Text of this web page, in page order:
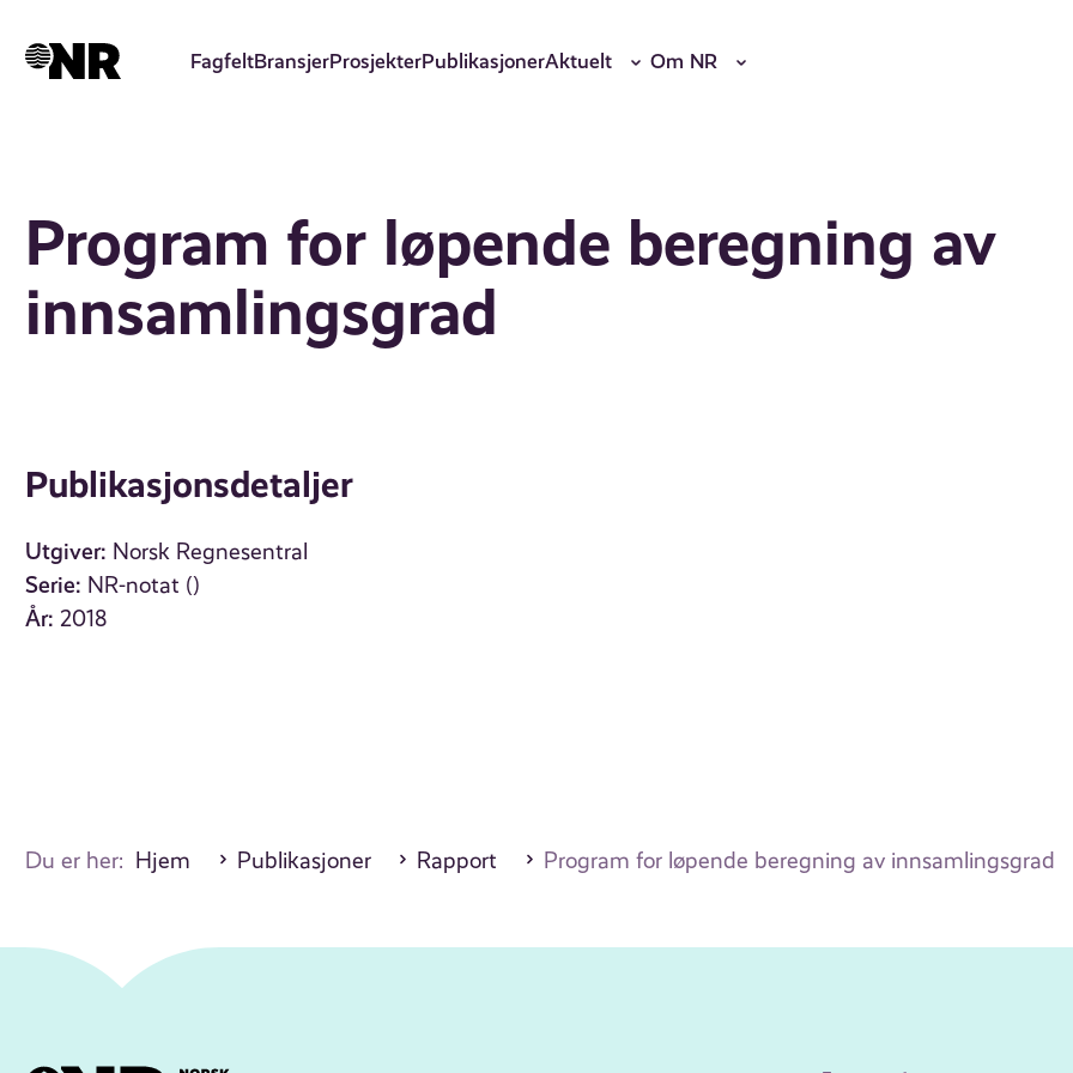
hovedinnhold
FagfeltBransjerProsjekterPublikasjonerAktuelt Om NR
Program for løpende beregning av
innsamlingsgrad
Publikasjonsdetaljer
Utgiver: Norsk Regnesentral
Serie: NR-notat ()
År: 2018
Du er her: Hjem Publikasjoner Rapport Program for løpende beregning av innsamlingsgrad